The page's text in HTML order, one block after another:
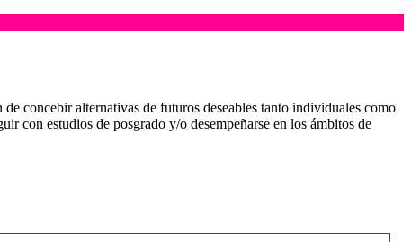
concebir alternativas de futuros deseables tanto individuales como
con estudios de posgrado y/o desempeñarse en los ámbitos de